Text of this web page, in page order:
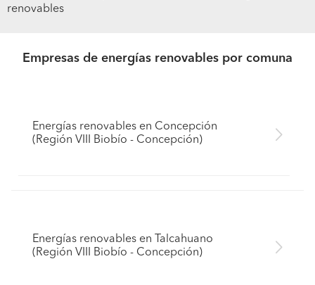
renovables
Empresas de energías renovables por comuna
Energías renovables en Concepción
(Región VIII Biobío - Concepción)
Energías renovables en Talcahuano
(Región VIII Biobío - Concepción)